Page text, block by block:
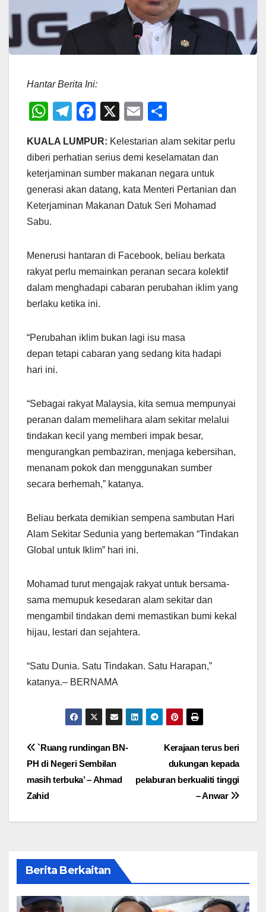
Hantar Berita Ini:
W
at
s
A
p
p
T
e
gr
a
m
F
c
e
b
o
X
E
ail ar
e
KUALA LUMPUR: Kelestarian alam sekitar perlu
diberi perhatian serius demi keselamatan dan
keterjaminan sumber makanan negara untuk
generasi akan datang, kata Menteri Pertanian dan
Keterjaminan Makanan Datuk Seri Mohamad
Sabu.
Menerusi hantaran di Facebook, beliau berkata
rakyat perlu memainkan peranan secara kolektif
dalam menghadapi cabaran perubahan iklim yang
berlaku ketika ini.
“Perubahan iklim bukan lagi isu masa
depan tetapi cabaran yang sedang kita hadapi
hari ini.
“Sebagai rakyat Malaysia, kita semua mempunyai
peranan dalam memelihara alam sekitar melalui
tindakan kecil yang memberi impak besar,
mengurangkan pembaziran, menjaga kebersihan,
menanam pokok dan menggunakan sumber
secara berhemah,” katanya.
Beliau berkata demikian sempena sambutan Hari
Alam Sekitar Sedunia yang bertemakan “Tindakan
Global untuk Iklim” hari ini.
Mohamad turut mengajak rakyat untuk bersama-
sama memupuk kesedaran alam sekitar dan
mengambil tindakan demi memastikan bumi kekal
hijau, lestari dan sejahtera.
“Satu Dunia. Satu Tindakan. Satu Harapan,”
katanya.– BERNAMA
Post
navigation
Kerajaan terus beri
dukungan kepada
pelaburan berkualiti tinggi
– Anwar
`Ruang rundingan BN-
PH di Negeri Sembilan
masih terbuka’ – Ahmad
Zahid
Berita Berkaitan